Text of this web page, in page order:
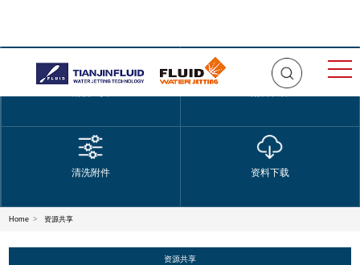
清洗附件 资料下载
Home > 资源共享
资源共享